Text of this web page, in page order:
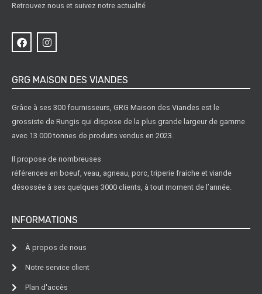
Retrouvez nous et suivez notre actualité
GRG MAISON DES VIANDES
Grâce à ses 300 fournisseurs, GRG Maison des Viandes est le
grossiste de Rungis qui dispose de la plus grande largeur de gamme
avec 13 000 tonnes de produits vendus en 2023.
Il propose de nombreuses
références en boeuf, veau, agneau, porc, triperie fraiche et viande
désossée à ses quelques 3000 clients, à tout moment de l’année.
INFORMATIONS
À propos de nous
Notre service client
Plan d'accès